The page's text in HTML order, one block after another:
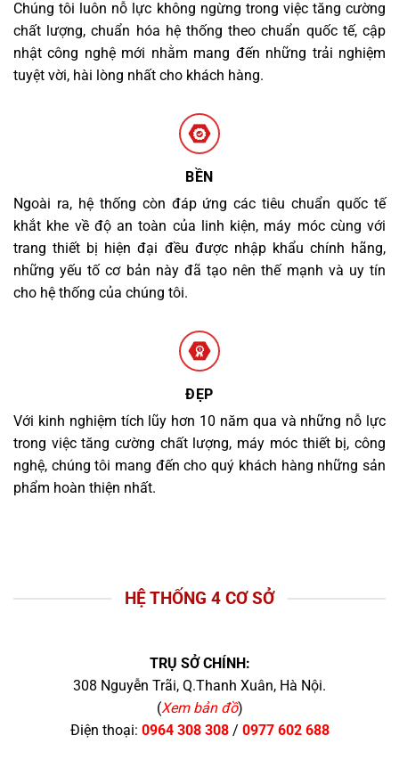
Chúng tôi luôn nỗ lực không ngừng trong việc tăng cường
chất lượng, chuẩn hóa hệ thống theo chuẩn quốc tế, cập
nhật công nghệ mới nhằm mang đến những trải nghiệm
tuyệt vời, hài lòng nhất cho khách hàng.
BỀN
Ngoài ra, hệ thống còn đáp ứng các tiêu chuẩn quốc tế
khắt khe về độ an toàn của linh kiện, máy móc cùng với
trang thiết bị hiện đại đều được nhập khẩu chính hãng,
những yếu tố cơ bản này đã tạo nên thế mạnh và uy tín
cho hệ thống của chúng tôi.
ĐẸP
Với kinh nghiệm tích lũy hơn 10 năm qua và những nỗ lực
trong việc tăng cường chất lượng, máy móc thiết bị, công
nghệ, chúng tôi mang đến cho quý khách hàng những sản
phẩm hoàn thiện nhất.
HỆ THỐNG 4 CƠ SỞ
TRỤ SỞ CHÍNH:
308 Nguyễn Trãi, Q.Thanh Xuân, Hà Nội.
(Xem bản đồ)
Điện thoại: 0964 308 308/ 0977 602 688